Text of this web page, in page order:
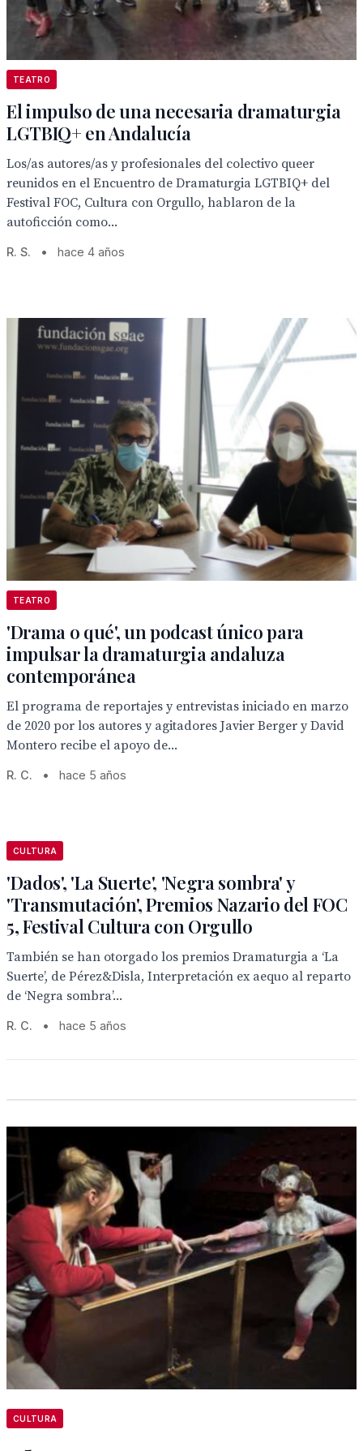
TEATRO
El impulso de una necesaria dramaturgia
LGTBIQ+ en Andalucía
Los/as autores/as y profesionales del colectivo queer
reunidos en el Encuentro de Dramaturgia LGTBIQ+ del
Festival FOC, Cultura con Orgullo, hablaron de la
autoficción como...
R. S. • hace 4 años
TEATRO
'Drama o qué', un podcast único para
impulsar la dramaturgia andaluza
contemporánea
El programa de reportajes y entrevistas iniciado en marzo
de 2020 por los autores y agitadores Javier Berger y David
Montero recibe el apoyo de...
R. C. • hace 5 años
CULTURA
'Dados', 'La Suerte', 'Negra sombra' y
'Transmutación', Premios Nazario del FOC
5, Festival Cultura con Orgullo
También se han otorgado los premios Dramaturgia a ‘La
Suerte’, de Pérez&Disla, Interpretación ex aequo al reparto
de ‘Negra sombra’...
R. C. • hace 5 años
CULTURA